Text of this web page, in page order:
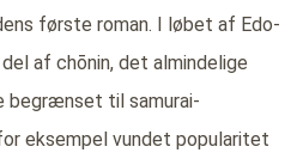
første roman. I løbet af Edo-
af chōnin, det almindelige
begrænset til samurai-
eksempel vundet popularitet